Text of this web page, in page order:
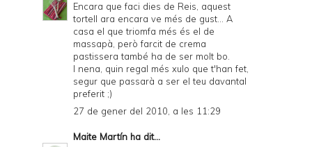
Encara que faci dies de Reis, aquest
tortell ara encara ve més de gust... A
casa el que triomfa més és el de
massapà, però farcit de crema
pastissera també ha de ser molt bo.
I nena, quin regal més xulo que t'han fet,
segur que passarà a ser el teu davantal
preferit ;)
27 de gener del 2010, a les 11:29
Maite Martín ha dit...